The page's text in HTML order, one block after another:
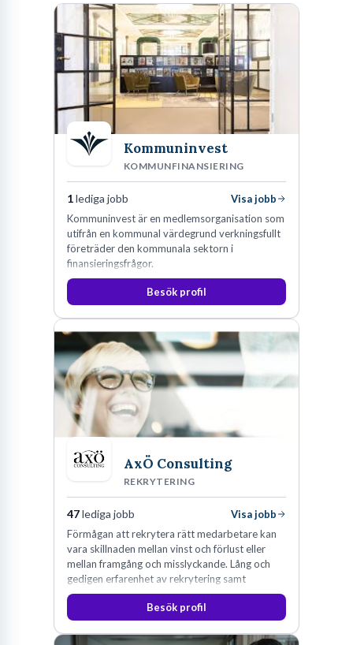
Kommuninvest
KOMMUNFINANSIERING
1lediga jobb
Visa jobb
Kommuninvest är en medlemsorganisation som
utifrån en kommunal värdegrund verkningsfullt
företräder den kommunala sektorn i
finansieringsfrågor.
Besök profil
AxÖ Consulting
REKRYTERING
47lediga jobb
Visa jobb
Förmågan att rekrytera rätt medarbetare kan
vara skillnaden mellan vinst och förlust eller
mellan framgång och misslyckande. Lång och
gedigen erfarenhet av rekrytering samt
konsultverksamhet har lärt oss just det.
Besök profil